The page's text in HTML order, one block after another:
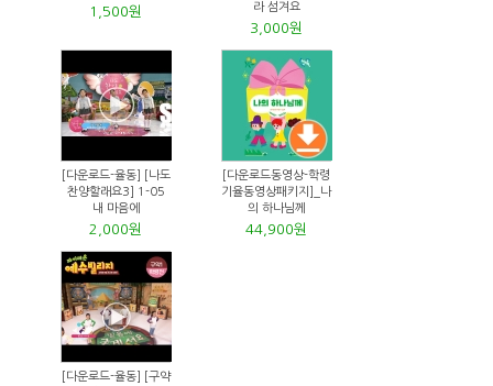
1,500원
라 섬겨요
3,000원
[다운로드-율동] [나도
찬양할래요3] 1-05
내 마음에
2,000원
[다운로드동영상-학령
기율동영상패키지]_나
의 하나님께
44,900원
[다운로드-율동] [구약